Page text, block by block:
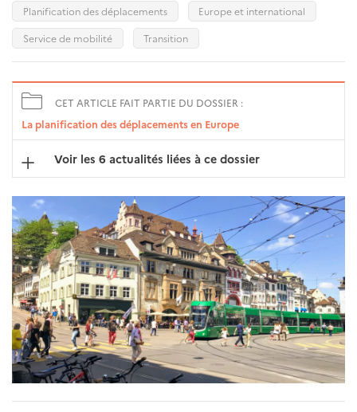
Planification des déplacements
Europe et international
Service de mobilité
Transition
CET ARTICLE FAIT PARTIE DU DOSSIER :
La planification des déplacements en Europe
Voir les 6 actualités liées à ce dossier